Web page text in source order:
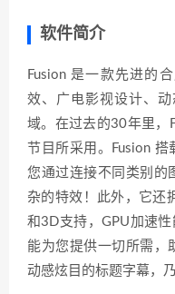
软件简介
Fusion 是一款先进的
效、广电影视设计、
域。在过去的30年里，
节目所采用。Fusion
您通过连接不同类别的
杂的特效！此外，它还
和3D支持，GPU加速
能为您提供一切所需，
动感炫目的标题字幕，